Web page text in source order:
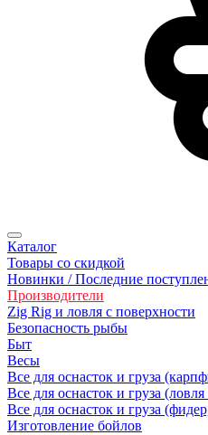
Каталог
Товары со скидкой
Новинки / Последние
Производители
Zig Rig и ловля с поверхности
Безoпасность рыбы
Быт
Весы
Все для оснасток и груза
Все для оснасток и груза
Все для оснасток и груза
Изготовление бойлов